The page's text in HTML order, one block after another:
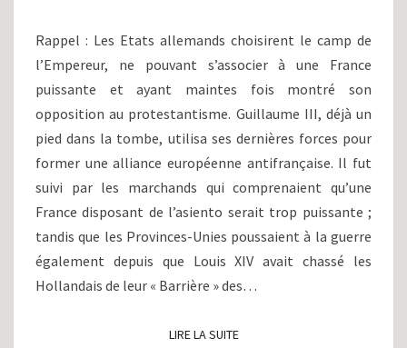
DE
L’ULTIME
CONFLIT
(1701-
1703)
Rappel : Les Etats allemands choisirent le camp de
l’Empereur, ne pouvant s’associer à une France
puissante et ayant maintes fois montré son
opposition au protestantisme. Guillaume III, déjà un
pied dans la tombe, utilisa ses dernières forces pour
former une alliance européenne antifrançaise. Il fut
suivi par les marchands qui comprenaient qu’une
France disposant de l’asiento serait trop puissante ;
tandis que les Provinces-Unies poussaient à la guerre
également depuis que Louis XIV avait chassé les
Hollandais de leur « Barrière » des…
LIRE LA SUITELIRE LA SUITE